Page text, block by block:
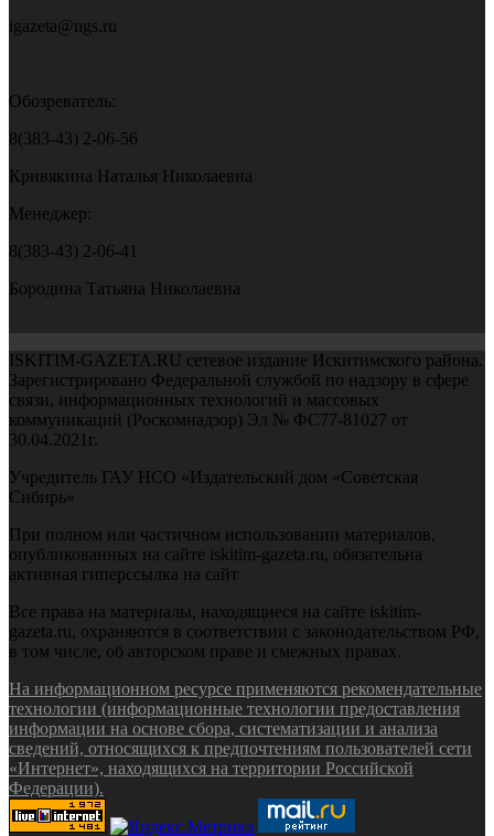
igazeta@ngs.ru
Обозреватель:
8(383-43) 2-06-56
Кривякина Наталья Николаевна
Менеджер:
8(383-43) 2-06-41
Бородина Татьяна Николаевна
ISKITIM-GAZETA.RU сетевое издание Искитимского района.
Зарегистрировано Федеральной службой по надзору в сфере
связи, информационных технологий и массовых
коммуникаций (Роскомнадзор) Эл № ФС77-81027 от
30.04.2021г.
Учредитель ГАУ НСО «Издательский дом «Советская
Сибирь»
При полном или частичном использовании материалов,
опубликованных на сайте iskitim-gazeta.ru, обязательна
активная гиперссылка на сайт
Все права на материалы, находящиеся на сайте iskitim-
gazeta.ru, охраняются в соответствии с законодательством РФ,
в том числе, об авторском праве и смежных правах.
На информационном ресурсе применяются рекомендательные
технологии (информационные технологии предоставления
информации на основе сбора, систематизации и анализа
сведений, относящихся к предпочтениям пользователей сети
«Интернет», находящихся на территории Российской
Федерации).